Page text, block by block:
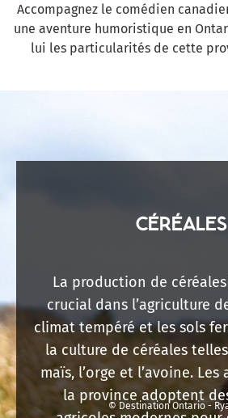
Accompagnez le comédien
une aventure humoristique en
lui les particularités de cette
CÉRÉALES
La production de
crucial dans l’agriculture
climat tempéré et les sols
la culture de céréales
maïs, l’orge et l’avoine.
la province adoptent
© Destination Ontario -